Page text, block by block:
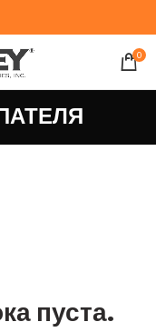
0
пуста.